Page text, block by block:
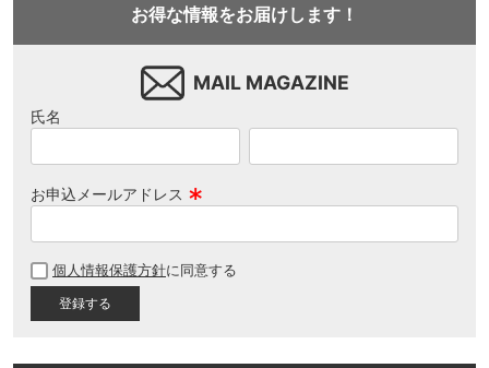
お得な情報をお届けします！
MAIL MAGAZINE
氏名
お申込メールアドレス
須
個人情報保護方針に同意する